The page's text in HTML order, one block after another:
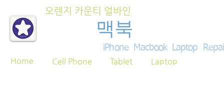
오렌지 카운티 얼바인
맥북
iPhone Macbook Laptop
Home
Cell Phone Tablet Laptop